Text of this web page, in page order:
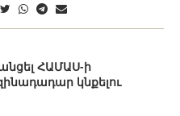
ՀԱՄԱՍ-ի
կնքելու